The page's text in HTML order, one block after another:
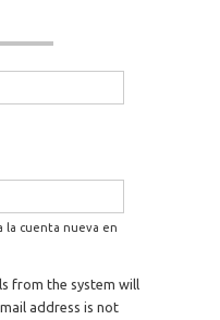
la cuenta nueva en
from the system will
address is not